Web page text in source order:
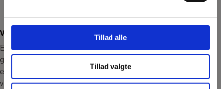
Tillad alle
Tillad valgte
Vandindhold på 6-8%
Et vandindhold mellem 6-8%
giver optimal forbrænding og
energiproduktion. For meget
vand sænker effektiviteten,